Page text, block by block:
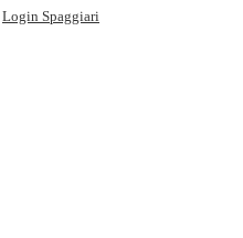
Login Spaggiari